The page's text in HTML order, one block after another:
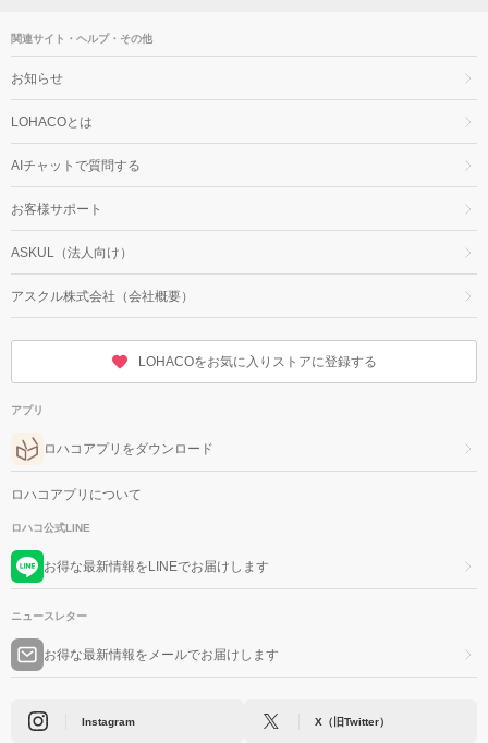
関連サイト・ヘルプ・その他
お知らせ
LOHACOとは
AIチャットで質問する
お客様サポート
ASKUL（法人向け）
アスクル株式会社（会社概要）
LOHACOをお気に入りストアに登録する
アプリ
ロハコアプリをダウンロード
ロハコアプリについて
ロハコ公式LINE
お得な最新情報をLINEでお届けします
ニュースレター
お得な最新情報をメールでお届けします
Instagram X（旧Twitter）